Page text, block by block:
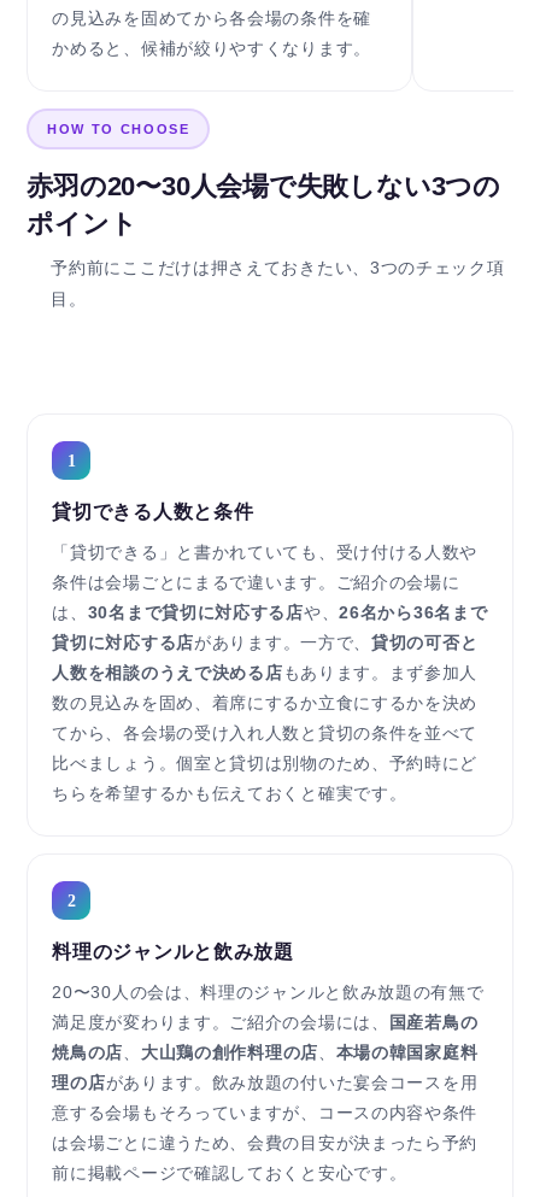
の見込みを固めてから各会場の条件を確
かめると、候補が絞りやすくなります。
HOW TO CHOOSE
赤羽の20〜30人会場で失敗しない3つの
ポイント
予約前にここだけは押さえておきたい、3つのチェック項
目。
1
貸切できる人数と条件
「貸切できる」と書かれていても、受け付ける人数や
条件は会場ごとにまるで違います。ご紹介の会場に
は、 30名まで貸切に対応する店や、26名から36名まで
貸切に対応する店があります。一方で、 貸切の可否と
人数を相談のうえで決める店 もあります。まず参加人
数の見込みを固め、着席にするか立食にするかを決め
てから、各会場の受け入れ人数と貸切の条件を並べて
比べましょう。個室と貸切は別物のため、予約時にど
ちらを希望するかも伝えておくと確実です。
2
料理のジャンルと飲み放題
20〜30人の会は、料理のジャンルと飲み放題の有無で
満足度が変わります。ご紹介の会場には、
国産若鳥の
焼鳥の店、 大山鶏の創作料理の店、 本場の韓国家庭料
理の店があります。飲み放題の付いた宴会コースを用
意する会場もそろっていますが、コースの内容や条件
は会場ごとに違うため、会費の目安が決まったら予約
前に掲載ページで確認しておくと安心です。